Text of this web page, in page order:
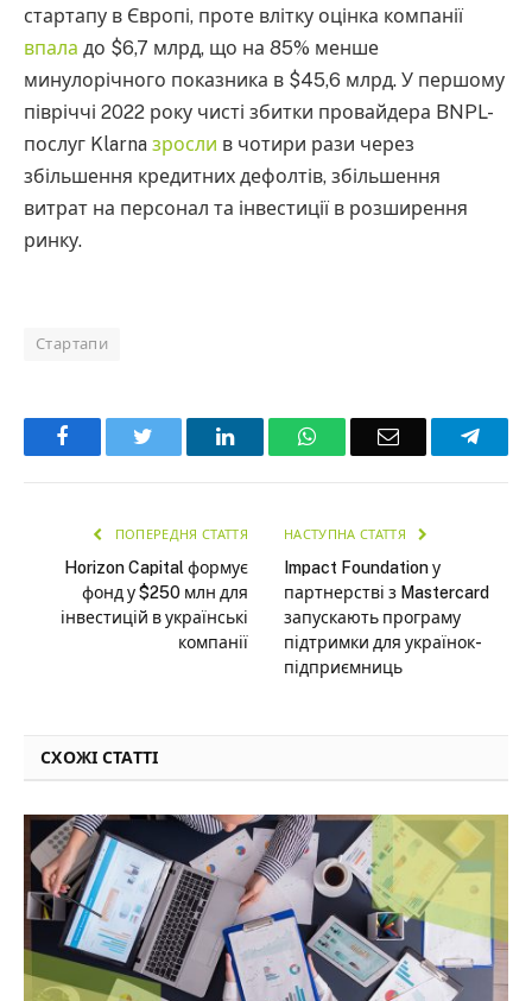
стартапу в Європі, проте влітку оцінка компанії
впала до $6,7 млрд, що на 85% менше
минулорічного показника в $45,6 млрд. У першому
півріччі 2022 року чисті збитки провайдера BNPL-
послуг Klarna зросли в чотири рази через
збільшення кредитних дефолтів, збільшення
витрат на персонал та інвестиції в розширення
ринку.
Стартапи
Facebook LinkedInWhatsAppEmail
ПОПЕРЕДНЯ СТАТТЯ
Horizon Capital формує
фонд у $250 млн для
інвестицій в українські
компанії
НАСТУПНА СТАТТЯ
Impact Foundation у
партнерстві з Mastercard
запускають програму
підтримки для українок-
підприємниць
СХОЖІ СТАТТІ